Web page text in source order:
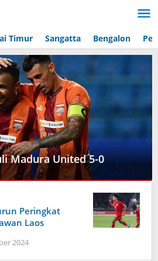
Timur Sangatta Bengalon
Madura United 5-0
Peringkat
Laos
2024